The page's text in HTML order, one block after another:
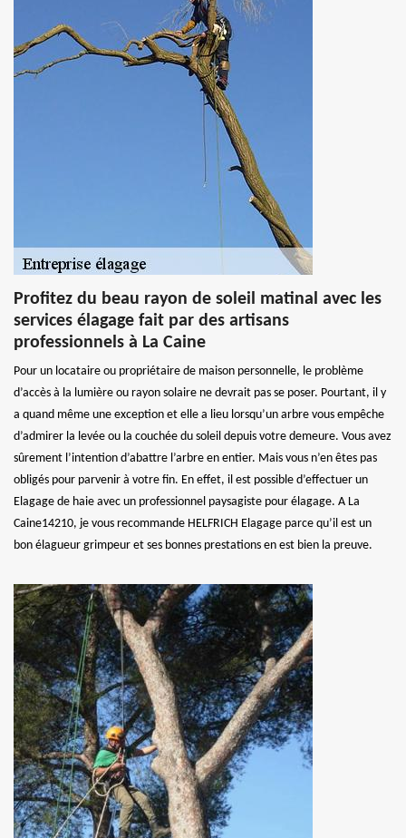
Profitez du beau rayon de soleil matinal avec les
services élagage fait par des artisans
professionnels à La Caine
Pour un locataire ou propriétaire de maison personnelle, le problème
d’accès à la lumière ou rayon solaire ne devrait pas se poser. Pourtant, il y
a quand même une exception et elle a lieu lorsqu’un arbre vous empêche
d’admirer la levée ou la couchée du soleil depuis votre demeure. Vous avez
sûrement l’intention d’abattre l’arbre en entier. Mais vous n’en êtes pas
obligés pour parvenir à votre fin. En effet, il est possible d’effectuer un
Elagage de haie avec un professionnel paysagiste pour élagage. A La
Caine14210, je vous recommande HELFRICH Elagage parce qu’il est un
bon élagueur grimpeur et ses bonnes prestations en est bien la preuve.